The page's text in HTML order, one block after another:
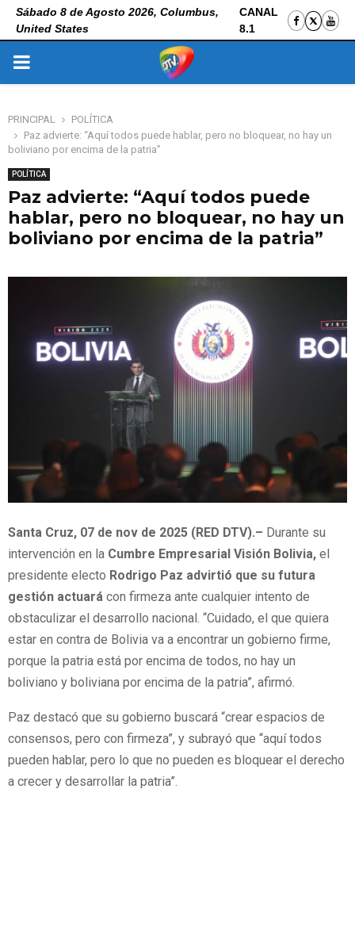
Sábado 8 de Agosto 2026, Columbus,
United States
CANAL
8.1
PRIMARY
PRINCIPAL
POLÍTICA
Paz advierte: “Aquí todos puede hablar, pero no bloquear, no hay un
boliviano por encima de la patria”
POLÍTICA
Paz advierte: “Aquí todos puede
hablar, pero no bloquear, no hay un
boliviano por encima de la patria”
Santa Cruz, 07 de nov de 2025 (RED DTV).– Durante su
intervención en la Cumbre Empresarial Visión Bolivia, el
presidente electo Rodrigo Paz advirtió que su futura
gestión actuará con firmeza ante cualquier intento de
obstaculizar el desarrollo nacional. “Cuidado, el que quiera
estar en contra de Bolivia va a encontrar un gobierno firme,
porque la patria está por encima de todos, no hay un
boliviano y boliviana por encima de la patria”, afirmó.
Paz destacó que su gobierno buscará “crear espacios de
consensos, pero con firmeza”, y subrayó que “aquí todos
pueden hablar, pero lo que no pueden es bloquear el derecho
a crecer y desarrollar la patria”.